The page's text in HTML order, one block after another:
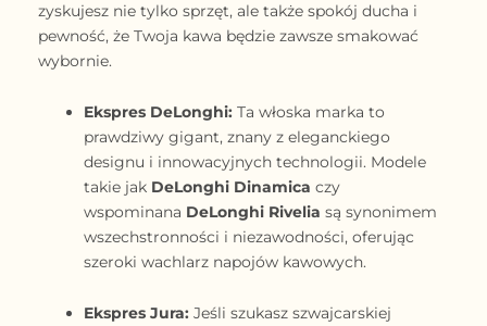
zyskujesz nie tylko sprzęt, ale także spokój ducha i
pewność, że Twoja kawa będzie zawsze smakować
wybornie.
Ekspres DeLonghi: Ta włoska marka to
prawdziwy gigant, znany z eleganckiego
designu i innowacyjnych technologii. Modele
takie jak DeLonghi Dinamica czy
wspominana DeLonghi Rivelia są synonimem
wszechstronności i niezawodności, oferując
szeroki wachlarz napojów kawowych.
Ekspres Jura: Jeśli szukasz szwajcarskiej